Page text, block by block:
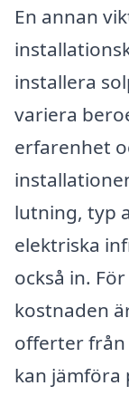
En annan
installera
variera
erfarenhet
lutning, typ
elektriska
också in.
kostnaden
offerter från
kan jämföra